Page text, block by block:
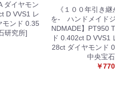
ダイヤモン
D VVS1 レ
モンド 0.35
研究所]
《１００年引き
を- ハンドメイド
NDMADE】PT950
ド 0.402ct D VVS1
28ct ダイヤモンド
中央宝
￥